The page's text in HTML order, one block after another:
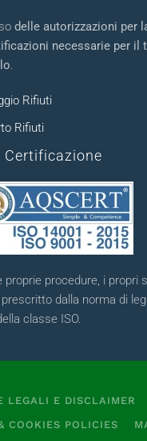
delle autorizzazioni per
necessarie per il
.
Rifiuti
Rifiuti
Certificazione
proprie procedure, i propri
dalla norma di
classe ISO.
LEGALI E DISCLAIMER
COOKIES POLICIES